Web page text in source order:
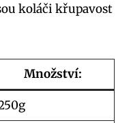
koláči křupavost
Množství: